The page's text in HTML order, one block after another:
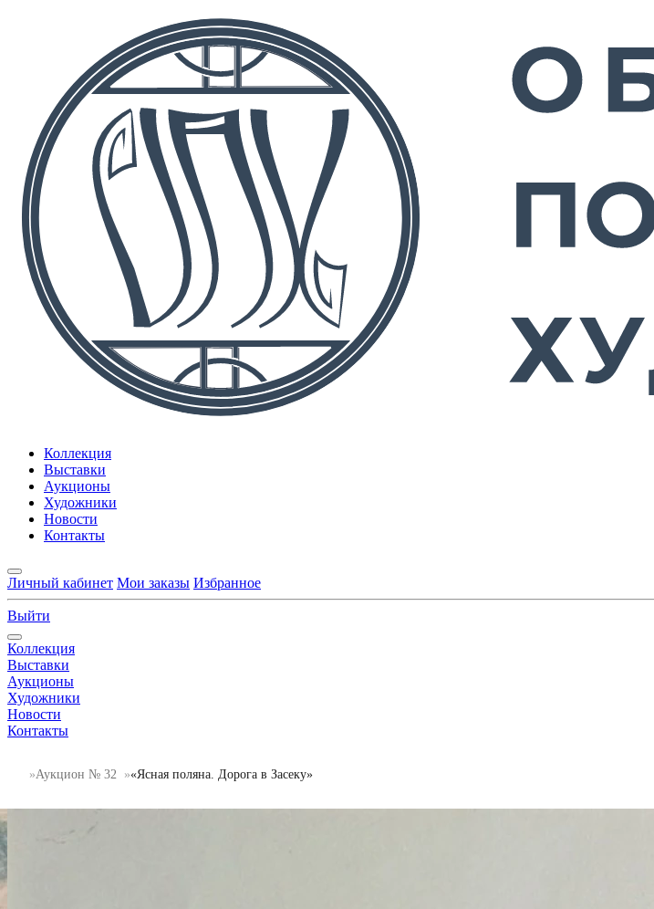
Коллекция
Выставки
Аукционы
Художники
Новости
Контакты
Личный кабинет Мои заказы Избранное
Выйти
Коллекция
Выставки
Аукционы
Художники
Новости
Контакты
Аукцион № 32 «Ясная поляна. Дорога в Засеку»